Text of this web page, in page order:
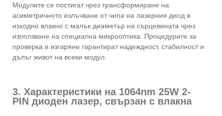
Модулите се постигат чрез трансформиране на
асиметричното излъчване от чипа на лазерния диод в
изходно влакно с малък диаметър на сърцевината чрез
използване на специална микрооптика. Процедурите за
проверка и изгаряне гарантират надеждност, стабилност и
дълъг живот на всеки модул.
3. Характеристики на 1064nm 25W 2-
PIN диоден лазер, свързан с влакна